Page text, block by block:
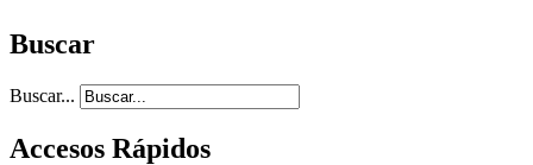
Buscar
Buscar...
Accesos Rápidos